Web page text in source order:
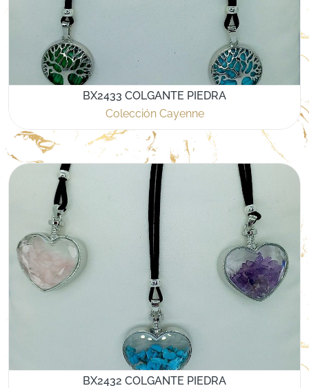
BX2433 COLGANTE PIEDRA
Colección Cayenne
BX2432 COLGANTE PIEDRA